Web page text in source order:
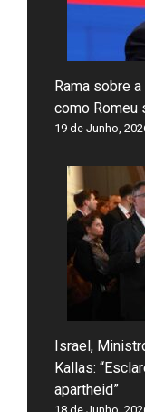
Rama sobre
como Romeu
19 de Junho,
Israel,
Kallas:
apartheid”